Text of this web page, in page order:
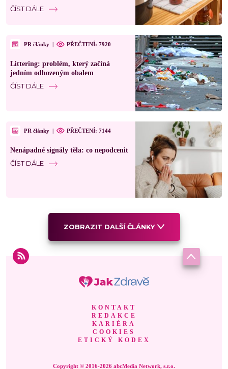
ČÍST DÁLE
PR články | PŘEČTENÍ: 7920
Littering: problém, který začíná
jedním odhozeným obalem
ČÍST DÁLE
PR články | PŘEČTENÍ: 7144
Nenápadné signály těla: co nepodcenit
ČÍST DÁLE
ZOBRAZIT DALŠÍ ČLÁNKY
KONTAKT
REDAKCE
KARIÉRA
COOKIES
ETICKÝ KODEX
Copyright © 2016-2026 abcMedia Network, s.r.o.